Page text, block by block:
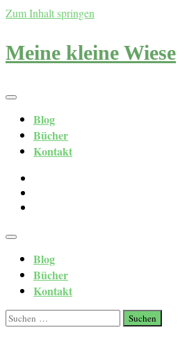
Zum Inhalt springen
Meine kleine Wiese
Blog
Bücher
Kontakt
Blog
Bücher
Kontakt
Suchen
nach: